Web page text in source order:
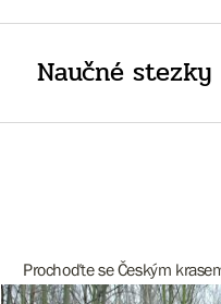
Naučné stezky
Prochoďte se Českým